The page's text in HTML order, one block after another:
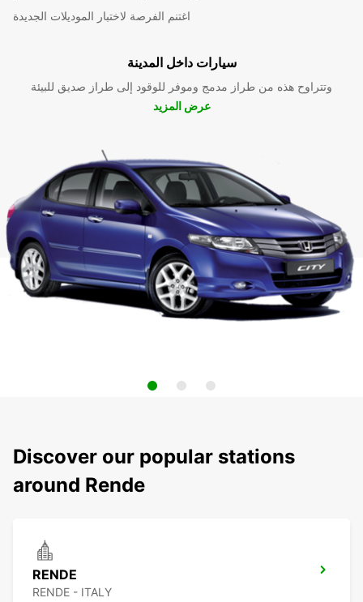
اغتنم الفرصة لاختبار الموديلات الجديدة
سيارات داخل المدينة
وتتراوح هذه من طراز مدمج وموفر للوقود إلى طراز صديق للبيئة
عرض المزيد
Discover our popular stations
around Rende
RENDE
RENDE - ITALY